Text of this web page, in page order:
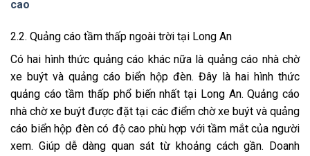
cao
2.2. Quảng cáo tầm thấp ngoài trời tại Long An
Có hai hình thức quảng cáo khác nữa là quảng cáo nhà chờ
xe buýt và quảng cáo biển hộp đèn. Đây là hai hình thức
quảng cáo tầm thấp phổ biến nhất tại Long An. Quảng cáo
nhà chờ xe buýt được đặt tại các điểm chờ xe buýt và quảng
cáo biển hộp đèn có độ cao phù hợp với tầm mắt của người
xem. Giúp dễ dàng quan sát từ khoảng cách gần. Doanh